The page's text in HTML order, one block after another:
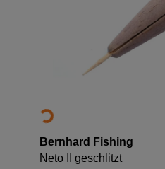
Bernhard Fishing
Neto II geschlitzt